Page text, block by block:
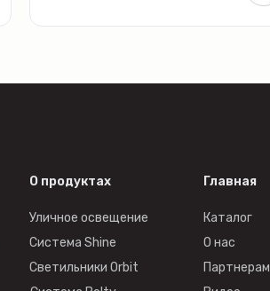
Каталог
О нас
Партнерам
Главная
О продуктах
Уличное освещение
Система Shine
Светильники Orbit